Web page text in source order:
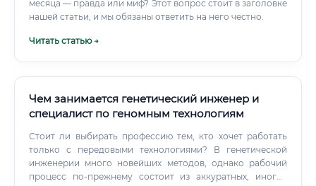
месяца — правда или миф? Этот вопрос стоит в заголовке
нашей статьи, и мы обязаны ответить на него честно.
Читать статью →
Чем занимается генетический инженер и
специалист по геномным технологиям
Стоит ли выбирать профессию тем, кто хочет работать
только с передовыми технологиями? В генетической
инженерии много новейших методов, однако рабочий
процесс по-прежнему состоит из аккуратных, иногда